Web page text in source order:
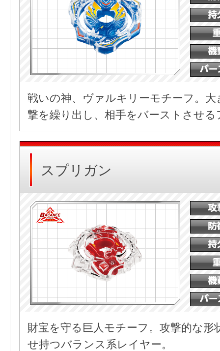
戦いの神、ヴァルキリーモチーフ。
撃を繰り出し、相手をバーストさせ
スプリガン
財宝を守る巨人モチーフ。攻撃的な形
せ持つバランス系レイヤー。